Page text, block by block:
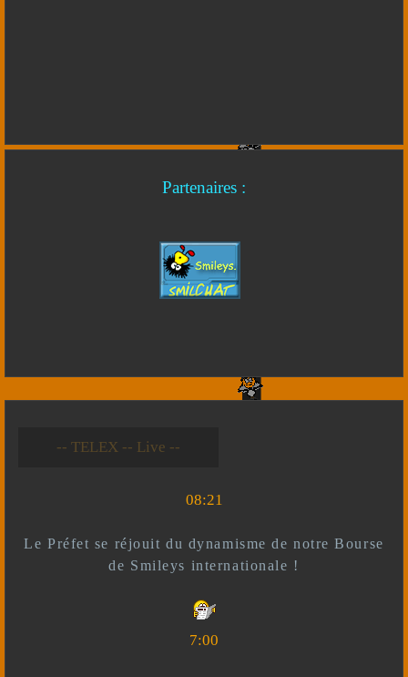
Partenaires :
-- Live --- TELEX --
-- *)^^(* --
08:21
Le Préfet se réjouit du dynamisme de notre Bourse
de Smileys internationale !
7:00